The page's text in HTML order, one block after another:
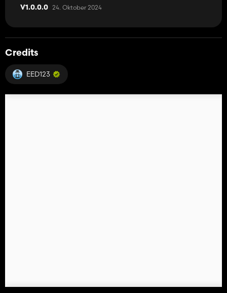
V1.0.0.0 24. Oktober 2024
Credits
EED123